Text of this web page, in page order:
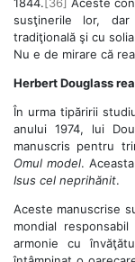
susţinerile lor,
tradiţională şi cu
Nu e de mirare că
Herbert Douglass
În urma tipăririi
anului 1974, lui
manuscris pentru
Omul model.
Isus cel neprihănit.
Aceste manuscrise
mondial
armonie cu